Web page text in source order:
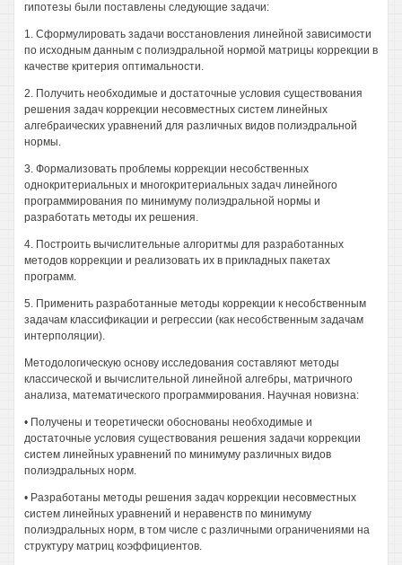
гипотезы были поставлены следующие задачи:
1. Сформулировать задачи восстановления линейной зависимости
по исходным данным с полиэдральной нормой матрицы коррекции в
качестве критерия оптимальности.
2. Получить необходимые и достаточные условия существования
решения задач коррекции несовместных систем линейных
алгебраических уравнений для различных видов полиэдральной
нормы.
3. Формализовать проблемы коррекции несобственных
однокритериальных и многокритериальных задач линейного
программирования по минимуму полиэдральной нормы и
разработать методы их решения.
4. Построить вычислительные алгоритмы для разработанных
методов коррекции и реализовать их в прикладных пакетах
программ.
5. Применить разработанные методы коррекции к несобственным
задачам классификации и регрессии (как несобственным задачам
интерполяции).
Методологическую основу исследования составляют методы
классической и вычислительной линейной алгебры, матричного
анализа, математического программирования. Научная новизна:
• Получены и теоретически обоснованы необходимые и
достаточные условия существования решения задачи коррекции
систем линейных уравнений по минимуму различных видов
полиэдральных норм.
• Разработаны методы решения задач коррекции несовместных
систем линейных уравнений и неравенств по минимуму
полиэдральных норм, в том числе с различными ограничениями на
структуру матриц коэффициентов.